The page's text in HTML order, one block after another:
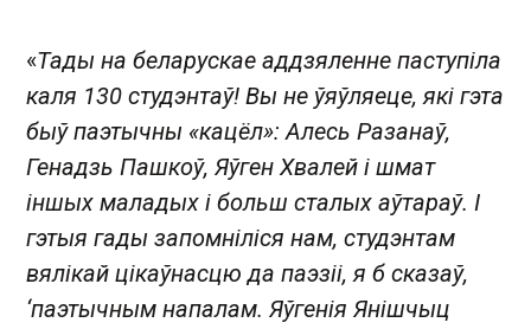
«Тады на беларускае аддзяленне паступіла
каля 130 студэнтаў! Вы не ўяўляеце, які гэта
быў паэтычны «кацёл»: Алесь Разанаў,
Генадзь Пашкоў, Яўген Хвалей і шмат
іншых маладых і больш сталых аўтараў. І
гэтыя гады запомніліся нам, студэнтам
вялікай цікаўнасцю да паэзіі, я б сказаў,
‘паэтычным напалам. Яўгенія Янішчыц